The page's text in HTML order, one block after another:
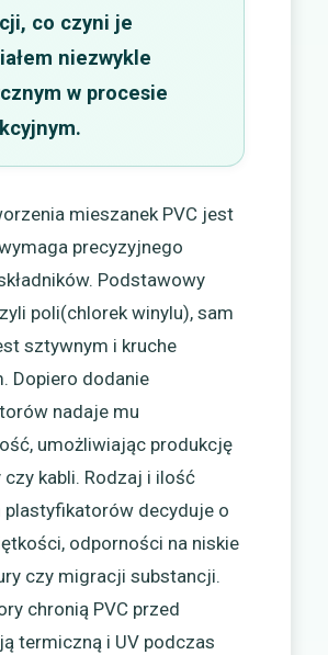
co czyni je
niezwykle
w procesie
mieszanek PVC jest
precyzyjnego
Podstawowy
poli(chlorek winylu), sam
sztywnym i kruche
Dopiero dodanie
nadaje mu
umożliwiając produkcję
kabli. Rodzaj i ilość
plastyfikatorów decyduje o
odporności na niskie
czy migracji substancji.
chronią PVC przed
termiczną i UV podczas